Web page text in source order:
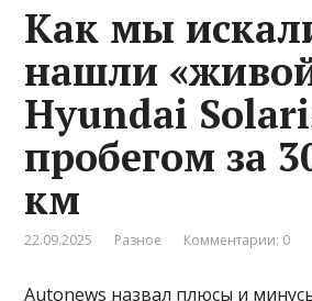
Как мы
нашли
Hyundai
пробегом за
км
22.09.2025 Разное Комментарии: 0
Autonews назвал плюсы и